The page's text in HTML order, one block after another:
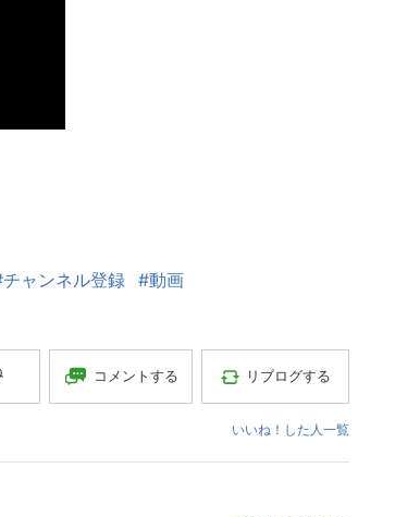
ャンネル登録 #動画
コメントする リブログする
いいね！した人一覧